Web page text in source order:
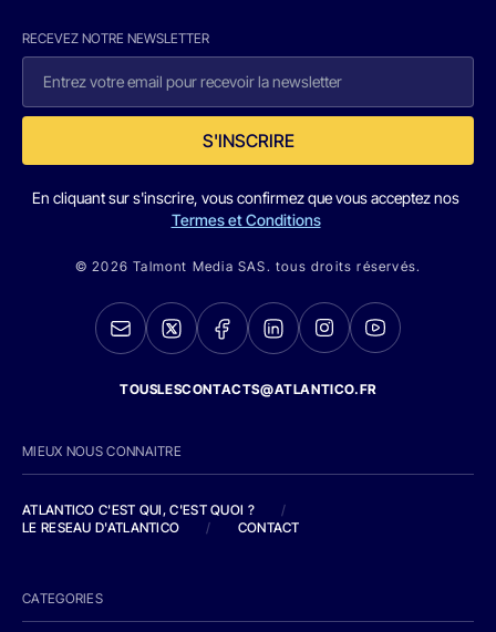
RECEVEZ NOTRE NEWSLETTER
S'INSCRIRE
En cliquant sur s'inscrire, vous confirmez que vous acceptez nos
Termes et Conditions
© 2026 Talmont Media SAS. tous droits réservés.
TOUSLESCONTACTS@ATLANTICO.FR
MIEUX NOUS CONNAITRE
ATLANTICO C'EST QUI, C'EST QUOI ?
/
LE RESEAU D'ATLANTICO
/ CONTACT
CATEGORIES